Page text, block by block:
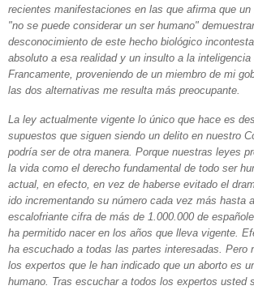
recientes manifestaciones en las que afirma que
"no se puede considerar un ser humano"
desconocimiento de este hecho biológico
absoluto a esa realidad y un insulto a la inteligencia
Francamente, proveniendo de un miembro de mi
las dos alternativas me resulta más preocupante.
La ley actualmente vigente lo único que hace es
supuestos que siguen siendo un delito en nuestro
podría ser de otra manera. Porque nuestras leyes
la vida como el derecho fundamental de todo ser
actual, en efecto, en vez de haberse evitado el
ido incrementando su número cada vez más hasta
escalofriante cifra de más de 1.000.000 de
ha permitido nacer en los años que lleva vigente.
ha escuchado a todas las partes interesadas. Pero
los expertos que le han indicado que un aborto es
humano. Tras escuchar a todos los expertos usted